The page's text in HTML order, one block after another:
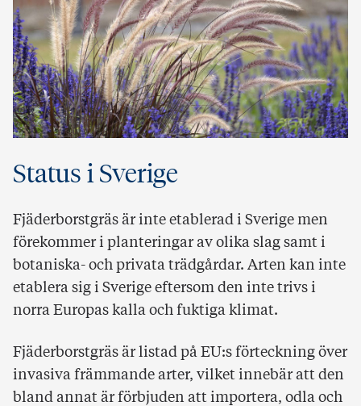
Status i Sverige
Fjäderborstgräs är inte etablerad i Sverige men
förekommer i planteringar av olika slag samt i
botaniska- och privata trädgårdar. Arten kan inte
etablera sig i Sverige eftersom den inte trivs i
norra Europas kalla och fuktiga klimat.
Fjäderborstgräs är listad på EU:s förteckning över
invasiva främmande arter, vilket innebär att den
bland annat är förbjuden att importera, odla och